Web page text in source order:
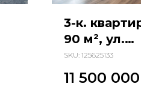
3-к.
90 м², ул.
SKU: 125625133
11 500 000